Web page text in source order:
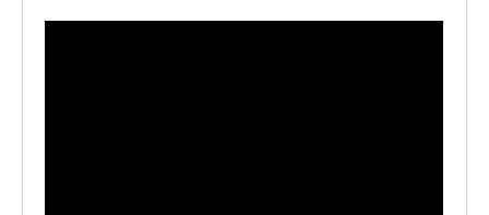
MLDPOINTS